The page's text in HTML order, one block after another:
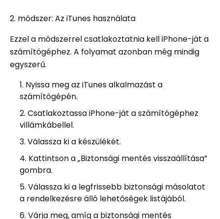
2. módszer: Az iTunes használata
Ezzel a módszerrel csatlakoztatnia kell iPhone-ját a
számítógéphez. A folyamat azonban még mindig
egyszerű.
Nyissa meg az iTunes alkalmazást a
számítógépén.
Csatlakoztassa iPhone-ját a számítógéphez
villámkábellel.
Válassza ki a készülékét.
Kattintson a „Biztonsági mentés visszaállítása”
gombra.
Válassza ki a legfrissebb biztonsági másolatot
a rendelkezésre álló lehetőségek listájából.
Várja meg, amíg a biztonsági mentés